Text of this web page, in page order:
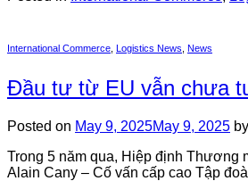
International Commerce Logistics News News
Đầu tư từ EU vẫn chưa
Posted on May 9, 2025May 9, 2025 by
Trong 5 năm qua, Hiệp định Thương
Alain Cany – Cố vấn cấp cao Tập